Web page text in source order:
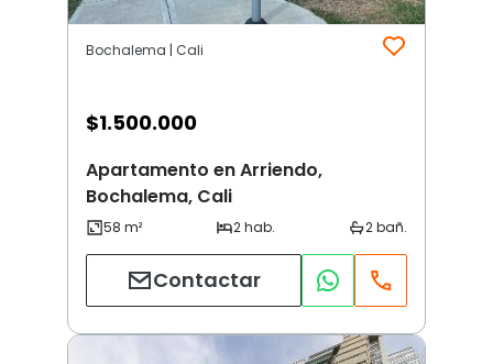
Bochalema | Cali
$1.500.000
Apartamento en Arriendo,
Bochalema, Cali
Contactar